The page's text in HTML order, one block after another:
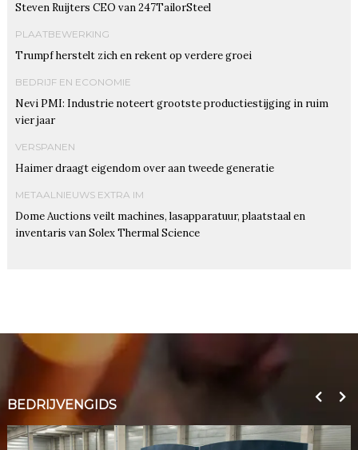
Steven Ruijters CEO van 247TailorSteel
PLAATBEWERKING
Trumpf herstelt zich en rekent op verdere groei
BEDRIJF EN ECONOMIE
Nevi PMI: Industrie noteert grootste productiestijging in ruim
vier jaar
VERSPANEN
Haimer draagt eigendom over aan tweede generatie
METAALNIEUWS EXTRA IM
Dome Auctions veilt machines, lasapparatuur, plaatstaal en
inventaris van Solex Thermal Science
BEDRIJVENGIDS